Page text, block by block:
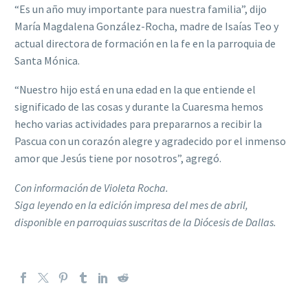
“Es un año muy importante para nuestra familia”, dijo
María Magdalena González-Rocha, madre de Isaías Teo y
actual directora de formación en la fe en la parroquia de
Santa Mónica.
“Nuestro hijo está en una edad en la que entiende el
significado de las cosas y durante la Cuaresma hemos
hecho varias actividades para prepararnos a recibir la
Pascua con un corazón alegre y agradecido por el inmenso
amor que Jesús tiene por nosotros”, agregó.
Con información de Violeta Rocha.
Siga leyendo en la edición impresa del mes de abril,
disponible en parroquias suscritas de la Diócesis de Dallas.